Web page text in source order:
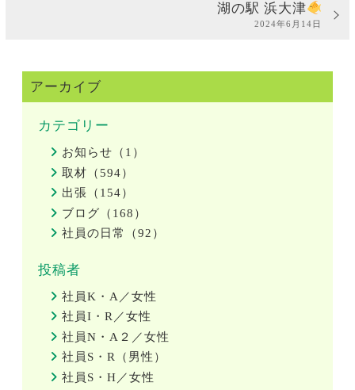
湖の駅 浜大津
2024年6月14日
アーカイブ
カテゴリー
お知らせ（1）
取材（594）
出張（154）
ブログ（168）
社員の日常（92）
投稿者
社員K・A／女性
社員I・R／女性
社員N・A２／女性
社員S・R（男性）
社員S・H／女性